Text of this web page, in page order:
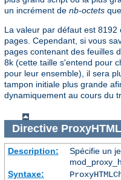
un incrément de nb-octets
La valeur par défaut est
pages. Cependant, si vous
pages contenant des feuilles
8k (cette taille s'entend pour
pour leur ensemble), il sera
tampon initiale plus grande
dynamiquement au cours du
Directive
Description:
Spécifie un
Syntaxe: